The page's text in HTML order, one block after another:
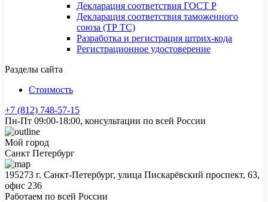
Декларация соответствия ГОСТ Р
Декларация соответствия таможенного
союза (ТР ТС)
Разработка и регистрация штрих-кода
Регистрационное удостоверение
Разделы сайта
Стоимость
+7 (812) 748-57-15
Пн-Пт 09:00-18:00, консультации по всей России
Мой город
Санкт Петербург
195273 г. Санкт-Петербург, улица Пискарёвский проспект, 63,
офис 236
Работаем по всей России